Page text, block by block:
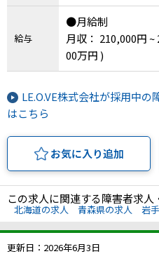
県、愛知県、三重
兵庫県、奈良県、
山県、広島県、山
県、高知県、福岡
大分県、宮崎県、
給与
●月給制
月収： 210,000円 ~
00万円 )
LE.O.VE株式会社が採用中
はこちら
お気に入り追加
この求人に関連する障害者求人
北海道の求人 青森県の求人 岩
更新日：2026年6月3日